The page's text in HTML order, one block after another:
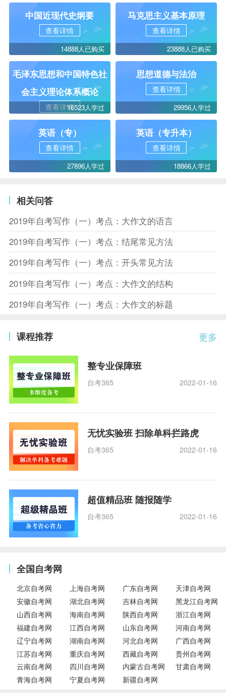
中国近现代史纲要
查看详情
14888人已购买
马克思主义基本原理
查看详情
23888人已购买
毛泽东思想和中国特色社
会主义理论体系概论
查看详情16523人学过
思想道德与法治
查看详情
29956人学过
英语（专）
查看详情
27896人学过
英语（专升本）
查看详情
18866人学过
相关问答
2019年自考写作（一）考点：大作文的语言
2019年自考写作（一）考点：结尾常见方法
2019年自考写作（一）考点：开头常见方法
2019年自考写作（一）考点：大作文的结构
2019年自考写作（一）考点：大作文的标题
更多
课程推荐
整专业保障班
自考365 2022-01-16
无忧实验班 扫除单科拦路虎
自考365 2022-01-16
超值精品班 随报随学
自考365 2022-01-16
全国自考网
北京自考网 上海自考网 广东自考网
天津自考网
安徽自考网
湖北自考网 吉林自考网
黑龙江自考网
山西自考网
海南自考网 陕西自考网
浙江自考网
福建自考网
江西自考网 山东自考网
河南自考网
辽宁自考网
湖南自考网 河北自考网
广西自考网
江苏自考网
重庆自考网 西藏自考网
贵州自考网
云南自考网
四川自考网 内蒙古自考网
甘肃自考网
青海自考网
宁夏自考网 新疆自考网